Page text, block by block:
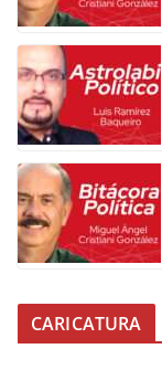
CARICATURA